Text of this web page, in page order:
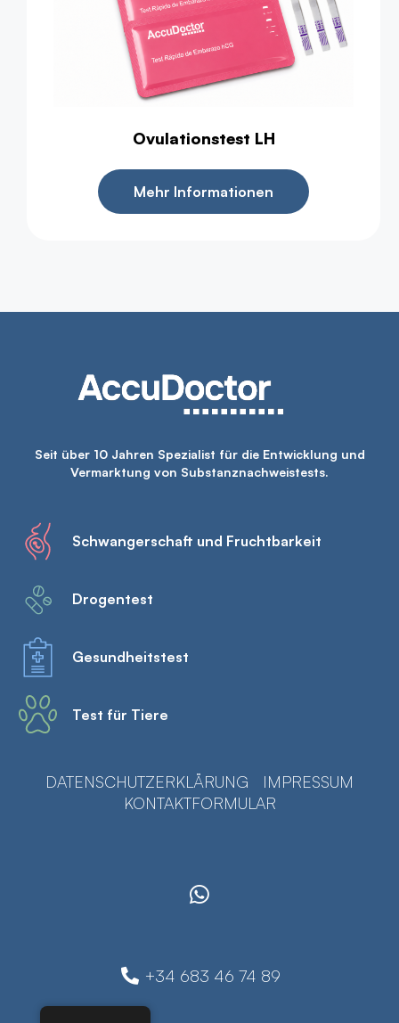
Ovulationstest LH
Mehr Informationen
Seit über 10 Jahren Spezialist für die Entwicklung und
Vermarktung von Substanznachweistests.
Schwangerschaft und Fruchtbarkeit
Drogentest
Gesundheitstest
Test für Tiere
DATENSCHUTZERKLÄRUNG
IMPRESSUM
KONTAKTFORMULAR
+34 683 46 74 89